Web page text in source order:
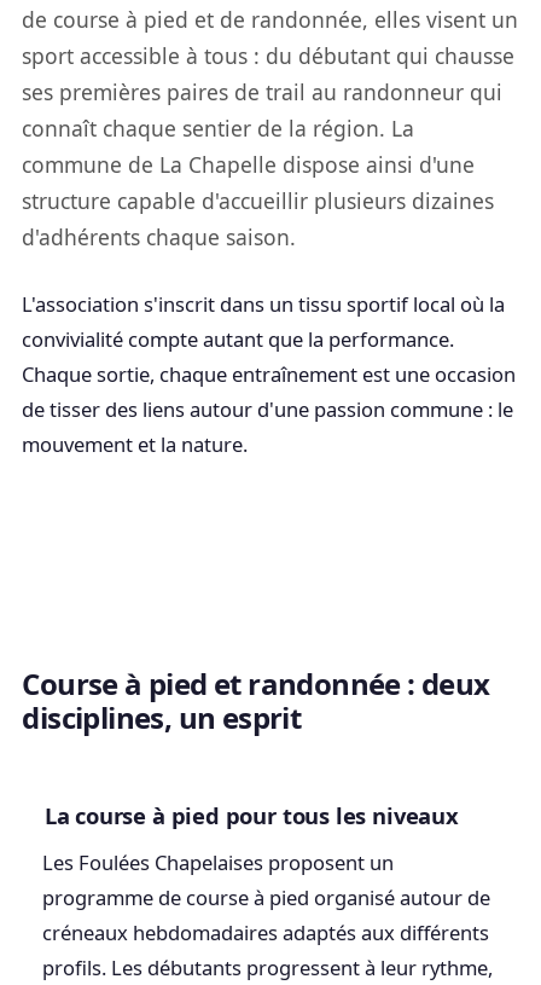
de course à pied et de randonnée, elles visent un
sport accessible à tous : du débutant qui chausse
ses premières paires de trail au randonneur qui
connaît chaque sentier de la région. La
commune de La Chapelle dispose ainsi d'une
structure capable d'accueillir plusieurs dizaines
d'adhérents chaque saison.
L'association s'inscrit dans un tissu sportif local où la
convivialité compte autant que la performance.
Chaque sortie, chaque entraînement est une occasion
de tisser des liens autour d'une passion commune : le
mouvement et la nature.
Course à pied et randonnée : deux
disciplines, un esprit
La course à pied pour tous les niveaux
Les Foulées Chapelaises proposent un
programme de course à pied organisé autour de
créneaux hebdomadaires adaptés aux différents
profils. Les débutants progressent à leur rythme,